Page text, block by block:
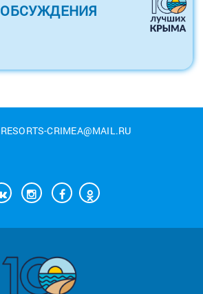
ОБСУЖДЕНИЯ
RESORTS-CRIMEA@MAIL.RU